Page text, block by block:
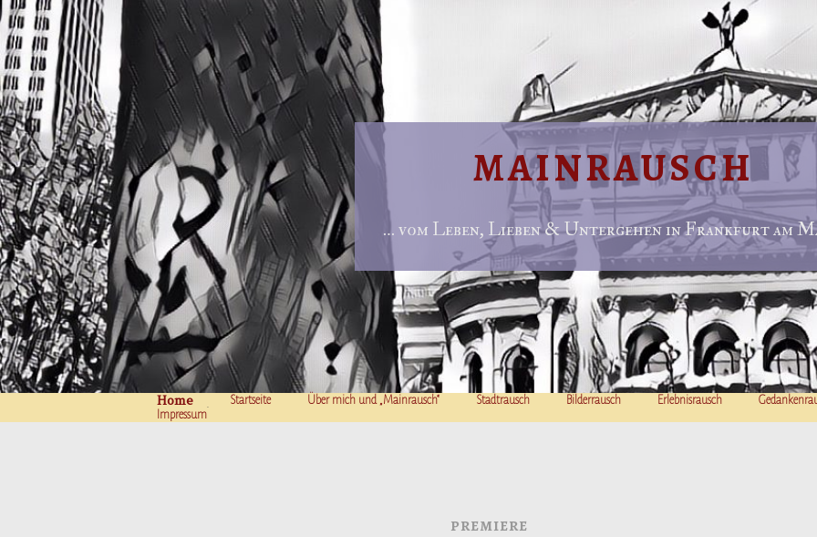
MAINRAUSCH
… vom Leben, Lieben & Untergehen in Frankfurt am
Home Startseite Über mich und „Mainrausch“ Stadtrausch Bilderrausch Erlebnisrausch
Impressum
PREMIERE